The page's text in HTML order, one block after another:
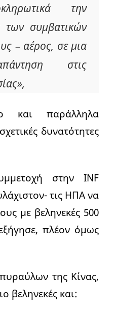
την
συμβατικών
– αέρος, σε μια
στις
και παράλληλα
δυνατότητες
στην INF
τις ΗΠΑ να
με βεληνεκές 500
πλέον όμως
της Κίνας,
βεληνεκές και: